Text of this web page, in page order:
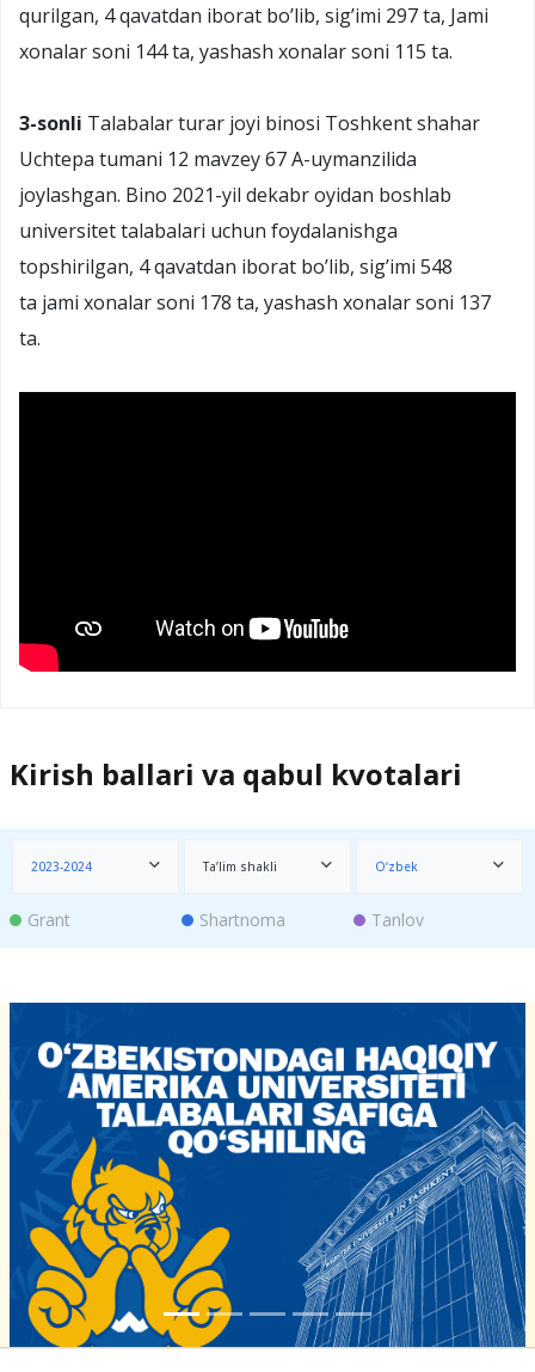
qurilgan, 4 qavatdan iborat bo’lib, sig’imi 297 ta, Jami
xonalar soni 144 ta, yashash xonalar soni 115 ta.
3-sonli Talabalar turar joyi binosi Toshkent shahar
Uchtepa tumani 12 mavzey 67 А-uymanzilida
joylashgan. Bino 2021-yil dekabr oyidan boshlab
universitet talabalari uchun foydalanishga
topshirilgan, 4 qavatdan iborat bo’lib, sig’imi 548
ta jami xonalar soni 178 ta, yashash xonalar soni 137
ta.
Kirish ballari va qabul kvotalari
2023-2024 Ta’lim shakli O‘zbek
Grant Shartnoma Tanlov